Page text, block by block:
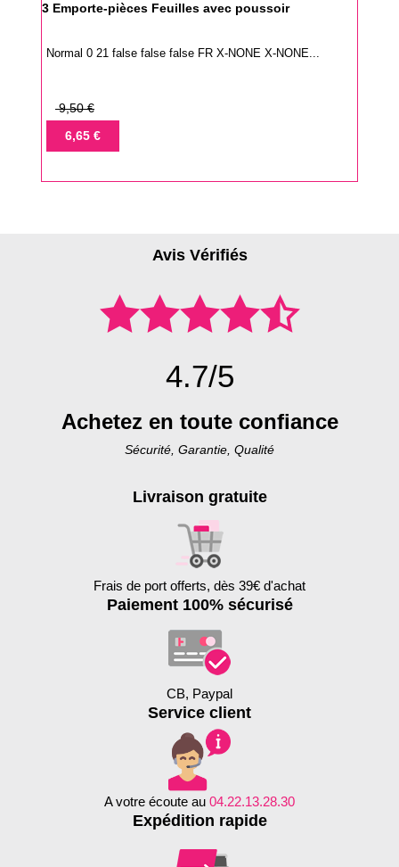
3 Emporte-pièces Feuilles avec poussoir
Normal 0 21 false false false FR X-NONE X-NONE...
Prix
base
9,50 €
Prix6,65 €
Avis Vérifiés
4.7/5
Achetez en toute confiance
Sécurité, Garantie, Qualité
Livraison gratuite
Frais de port offerts, dès 39€ d'achat
Paiement 100% sécurisé
CB, Paypal
Service client
A votre écoute au 04.22.13.28.30
Expédition rapide